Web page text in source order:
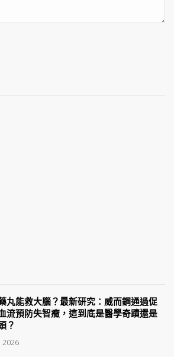
丸能救大腦？最新研究：威而鋼通過促
流預防失智癥，這到底是醫學奇蹟還是
？
2026